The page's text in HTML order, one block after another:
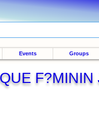
Events Groups
F?MININ